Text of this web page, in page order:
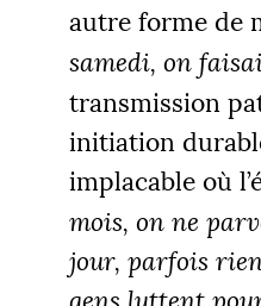
autre forme de
samedi, on
transmission
initiation
implacable où
mois, on ne
jour, parfois
PALIER 1
5000 €